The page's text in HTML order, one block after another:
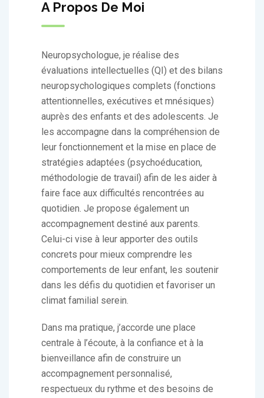
A Propos De Moi
Neuropsychologue, je réalise des
évaluations intellectuelles (QI) et des bilans
neuropsychologiques complets (fonctions
attentionnelles, exécutives et mnésiques)
auprès des enfants et des adolescents. Je
les accompagne dans la compréhension de
leur fonctionnement et la mise en place de
stratégies adaptées (psychoéducation,
méthodologie de travail) afin de les aider à
faire face aux difficultés rencontrées au
quotidien. Je propose également un
accompagnement destiné aux parents.
Celui-ci vise à leur apporter des outils
concrets pour mieux comprendre les
comportements de leur enfant, les soutenir
dans les défis du quotidien et favoriser un
climat familial serein.
Dans ma pratique, j’accorde une place
centrale à l’écoute, à la confiance et à la
bienveillance afin de construire un
accompagnement personnalisé,
respectueux du rythme et des besoins de